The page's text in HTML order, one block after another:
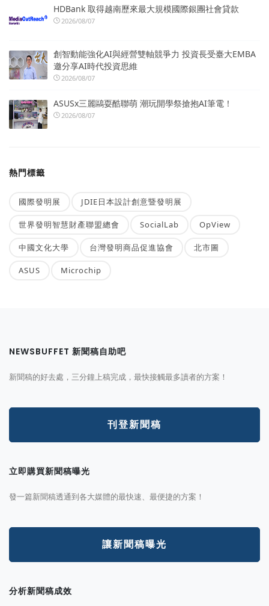
HDBank 取得越南歷來最大規模國際銀團社會貸款
2026/08/07
創智動能強化AI與經營雙軸競爭力 投資長受臺大EMBA
邀分享AI時代投資思維
2026/08/07
ASUSx三麗鷗耍酷聯萌 潮玩開學祭搶抱AI筆電！
2026/08/07
熱門標籤
國際發明展 JDIE日本設計創意暨發明展
世界發明智慧財產聯盟總會 SocialLab OpView
中國文化大學 台灣發明商品促進協會 北市圖
ASUS Microchip
NEWSBUFFET 新聞稿自助吧
新聞稿的好去處，三分鐘上稿完成，最快接觸最多讀者的方案！
刊登新聞稿
立即購買新聞稿曝光
發一篇新聞稿透通到各大媒體的最快速、最便捷的方案！
讓新聞稿曝光
分析新聞稿成效